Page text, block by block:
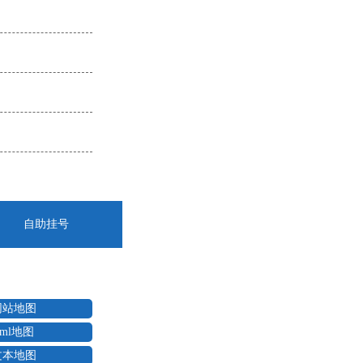
自助挂号
站地图
地图
本地图